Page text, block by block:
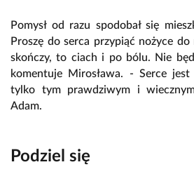
Pomysł od razu spodobał się
Proszę do serca przypiąć nożyce do
skończy, to ciach i po bólu. Nie
komentuje Mirosława. - Serce
tylko tym prawdziwym i
Adam.
Podziel się